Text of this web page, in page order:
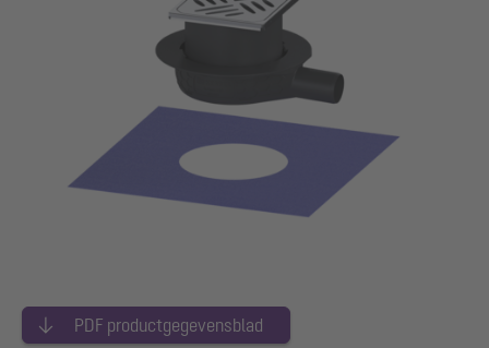
PDF productgegevensblad